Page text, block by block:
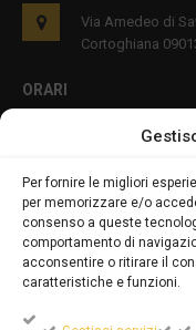
Per fornire le migliori
per memorizzare e/o
consenso a queste
comportamento di
acconsentire o ritirare il
caratteristiche e funzioni.
Via Amedeo di
Cortoghiana
ORARI
PRIVACY E COOKIES
DICHIARAZIONE